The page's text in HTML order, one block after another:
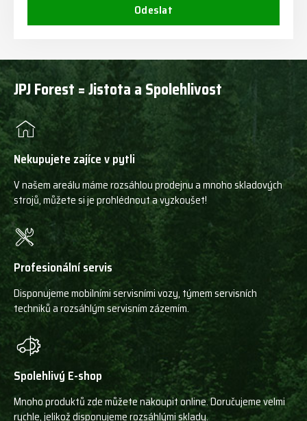
Odeslat
JPJ Forest = Jistota a Spolehlivost
Nekupujete zajíce v pytli
V našem areálu máme rozsáhlou prodejnu a mnoho skladových
strojů, můžete si je prohlédnout a vyzkoušet!
Profesionální servis
Disponujeme mobilními servisními vozy, týmem servisních
techniků a rozsáhlým servisním zázemím.
Spolehlivý E-shop
Mnoho produktů zde můžete nakoupit online. Doručujeme velmi
rychle, jelikož disponujeme rozsáhlými sklady.